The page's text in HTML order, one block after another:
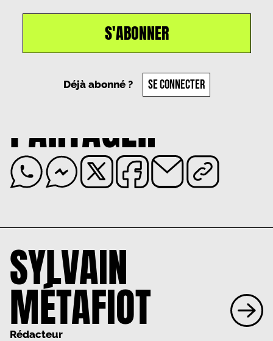
S'ABONNER
Déjà abonné ? SE CONNECTER
Sylvain Métafiot, le
PARTAGER
SYLVAIN
MÉTAFIOT
Rédacteur